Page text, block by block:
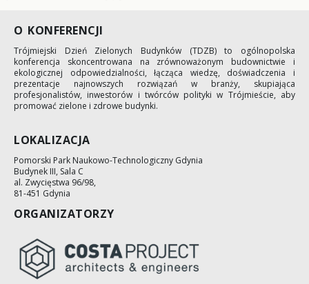
O KONFERENCJI
Trójmiejski Dzień Zielonych Budynków (TDZB) to ogólnopolska
konferencja skoncentrowana na zrównoważonym budownictwie i
ekologicznej odpowiedzialności, łącząca wiedzę, doświadczenia i
prezentacje najnowszych rozwiązań w branży, skupiająca
profesjonalistów, inwestorów i twórców polityki w Trójmieście, aby
promować zielone i zdrowe budynki.
LOKALIZACJA
Pomorski Park Naukowo-Technologiczny Gdynia
Budynek III, Sala C
al. Zwycięstwa 96/98,
81-451 Gdynia
ORGANIZATORZY